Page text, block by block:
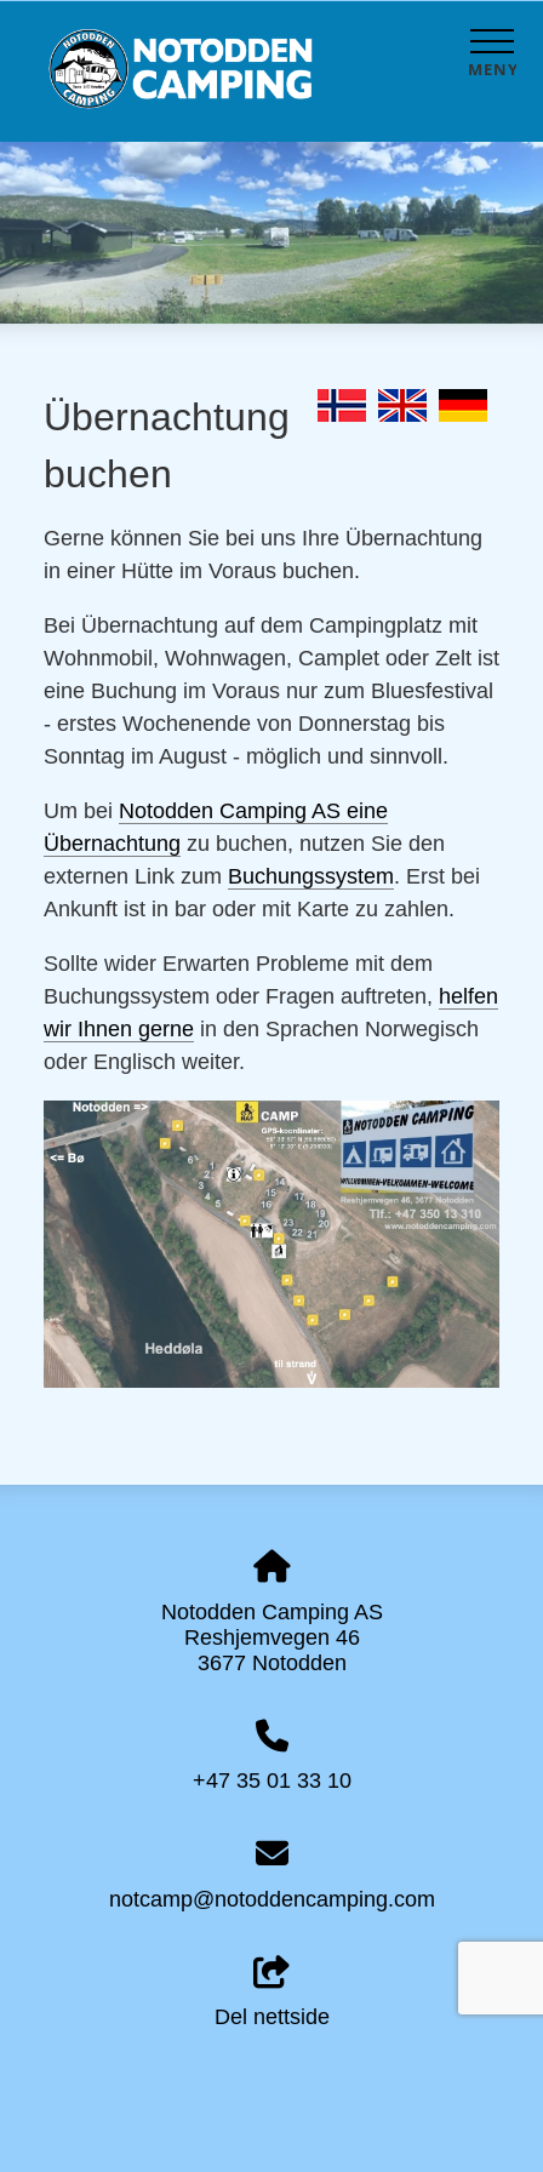
MENY
Übernachtung
buchen
Gerne können Sie bei uns Ihre Übernachtung
in einer Hütte im Voraus buchen.
Bei Übernachtung auf dem Campingplatz mit
Wohnmobil, Wohnwagen, Camplet oder Zelt ist
eine Buchung im Voraus nur zum Bluesfestival
- erstes Wochenende von Donnerstag bis
Sonntag im August - möglich und sinnvoll.
Um bei Notodden Camping AS eine
Übernachtung zu buchen, nutzen Sie den
externen Link zum Buchungssystem. Erst bei
Ankunft ist in bar oder mit Karte zu zahlen.
Sollte wider Erwarten Probleme mit dem
Buchungssystem oder Fragen auftreten, helfen
wir Ihnen gernein den Sprachen Norwegisch
oder Englisch weiter.
Notodden Camping AS
Reshjemvegen 46
3677 Notodden
+47 35 01 33 10
notcamp@notoddencamping.com
Del nettside